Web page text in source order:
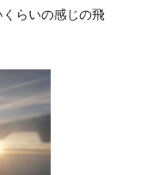
らいの感じの飛